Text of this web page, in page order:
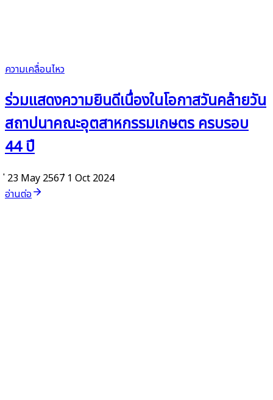
ความเคลื่อนไหว
ร่วมแสดงความยินดีเนื่องในโอกาสวันคล้ายวัน
สถาปนาคณะอุตสาหกรรมเกษตร ครบรอบ
44 ปี
่ 23 May 2567 ่ 1 Oct 2024
อ่านต่อ